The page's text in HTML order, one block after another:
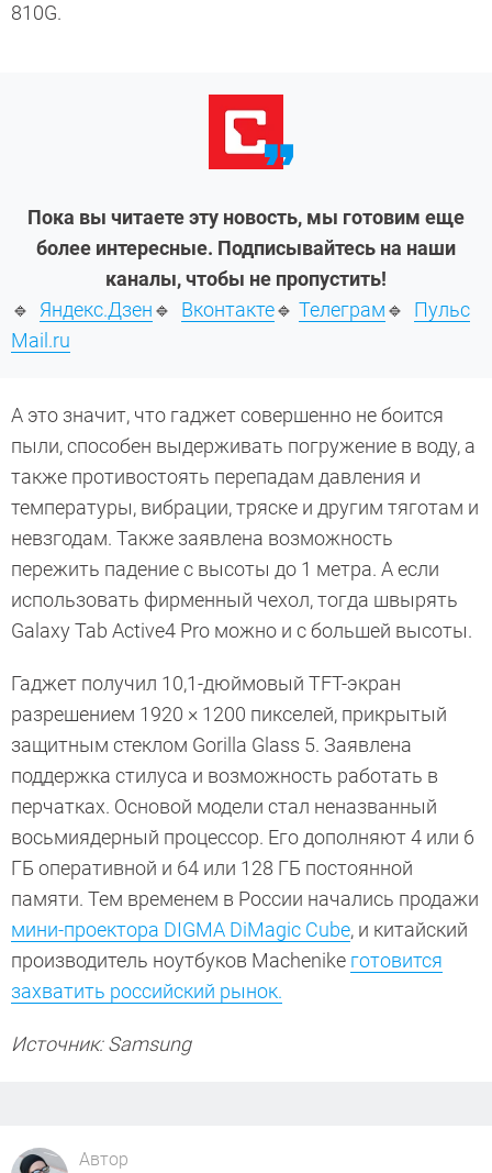
810G.
Пока вы читаете эту новость, мы готовим еще
более интересные. Подписывайтесь на наши
каналы, чтобы не пропустить!
🔹 Яндекс.Дзен🔹 Вконтакте🔹 Телеграм🔹 Пульс
Mail.ru
А это значит, что гаджет совершенно не боится
пыли, способен выдерживать погружение в воду, а
также противостоять перепадам давления и
температуры, вибрации, тряске и другим тяготам и
невзгодам. Также заявлена возможность
пережить падение с высоты до 1 метра. А если
использовать фирменный чехол, тогда швырять
Galaxy Tab Active4 Pro можно и с большей высоты.
Гаджет получил 10,1-дюймовый TFT-экран
разрешением 1920 × 1200 пикселей, прикрытый
защитным стеклом Gorilla Glass 5. Заявлена
поддержка стилуса и возможность работать в
перчатках. Основой модели стал неназванный
восьмиядерный процессор. Его дополняют 4 или 6
ГБ оперативной и 64 или 128 ГБ постоянной
памяти. Тем временем в России начались продажи
мини-проектора DIGMA DiMagic Cube, и китайский
производитель ноутбуков Machenike готовится
захватить российский рынок.
Источник: Samsung
Автор